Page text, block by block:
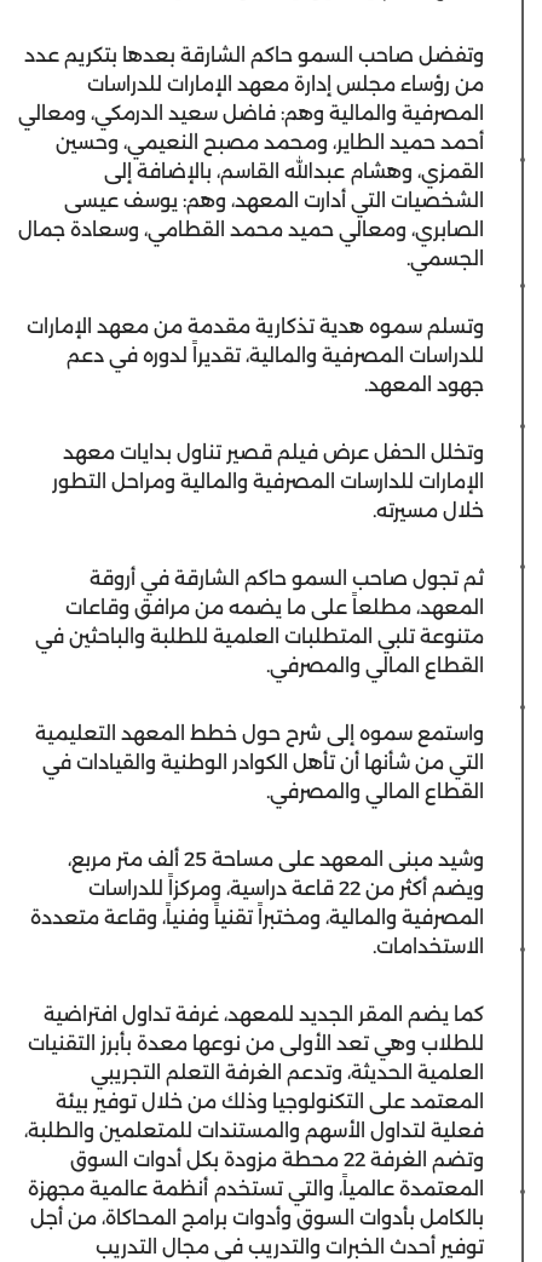
وتفضل صاحب السمو حاكم الشارقة بعدها بتكريم عدد
من رؤساء مجلس إدارة معهد الإمارات للدراسات
المصرفية والمالية وهم: فاضل سعيد الدرمكي، ومعالي
أحمد حميد الطاير، ومحمد مصبح النعيمي، وحسين
القمزي، وهشام عبدالله القاسم، بالإضافة إلى
الشخصيات التي أدارت المعهد، وهم: يوسف عيسى
الصابري، ومعالي حميد محمد القطامي، وسعادة جمال
الجسمي.
وتسلم سموه هدية تذكارية مقدمة من معهد الإمارات
للدراسات المصرفية والمالية، تقديراً لدوره في دعم
جهود المعهد.
وتخلل الحفل عرض فيلم قصير تناول بدايات معهد
الإمارات للدارسات المصرفية والمالية ومراحل التطور
خلال مسيرته.
ثم تجول صاحب السمو حاكم الشارقة في أروقة
المعهد، مطلعاً على ما يضمه من مرافق وقاعات
متنوعة تلبي المتطلبات العلمية للطلبة والباحثين في
القطاع المالي والمصرفي.
واستمع سموه إلى شرح حول خطط المعهد التعليمية
التي من شأنها أن تأهل الكوادر الوطنية والقيادات في
القطاع المالي والمصرفي.
وشيد مبنى المعهد على مساحة 25 ألف متر مربع،
ويضم أكثر من 22 قاعة دراسية، ومركزاً للدراسات
المصرفية والمالية، ومختبراً تقنياً وفنياً، وقاعة متعددة
الاستخدامات.
كما يضم المقر الجديد للمعهد، غرفة تداول افتراضية
للطلاب وهي تعد الأولى من نوعها معدة بأبرز التقنيات
العلمية الحديثة، وتدعم الغرفة التعلم التجريبي
المعتمد على التكنولوجيا وذلك من خلال توفير بيئة
فعلية لتداول الأسهم والمستندات للمتعلمين والطلبة،
وتضم الغرفة 22 محطة مزودة بكل أدوات السوق
المعتمدة عالمياً، والتي تستخدم أنظمة عالمية مجهزة
بالكامل بأدوات السوق وأدوات برامج المحاكاة، من أجل
توفير أحدث الخبرات والتدريب في مجال التدريب